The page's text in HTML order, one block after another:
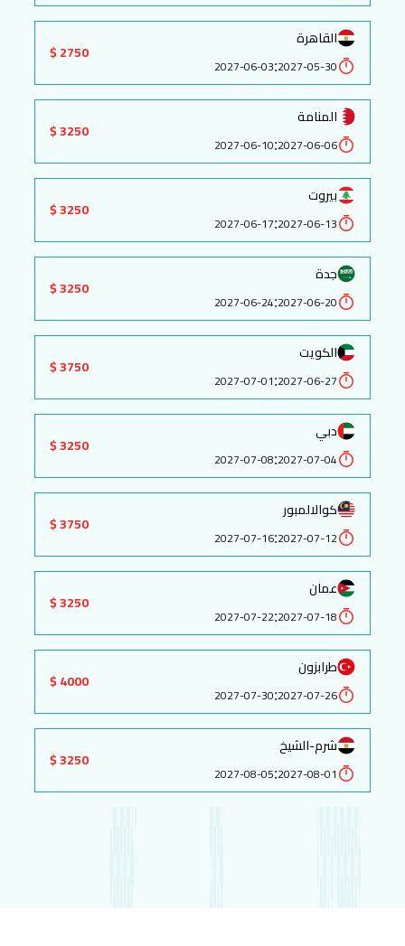
القاهرة
2027-05-30
:
2027-06-03
2750 $
المنامة
2027-06-06
:
2027-06-10
3250 $
بيروت
2027-06-13
:
2027-06-17
3250 $
جدة
2027-06-20
:
2027-06-24
3250 $
الكويت
2027-06-27
:
2027-07-01
3750 $
دبي
2027-07-04
:
2027-07-08
3250 $
كوالالمبور
2027-07-12
:
2027-07-16
3750 $
عمان
2027-07-18
:
2027-07-22
3250 $
طرابزون
2027-07-26
:
2027-07-30
4000 $
شرم-الشيخ
2027-08-01
:
2027-08-05
3250 $